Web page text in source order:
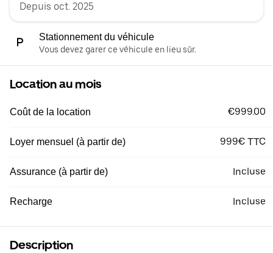
Depuis oct. 2025
Stationnement du véhicule
Vous devez garer ce véhicule en lieu sûr.
Location au mois
Coût de la location €999.00
Loyer mensuel (à partir de) 999€ TTC
Assurance (à partir de) Incluse
Recharge Incluse
Description